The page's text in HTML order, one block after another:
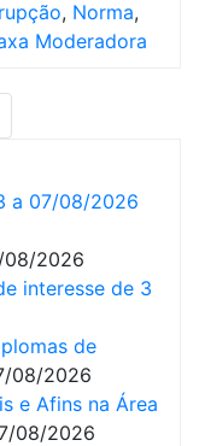
, Norma,
Moderadora
a 07/08/2026
08/2026
interesse de 3
de
08/2026
e Afins na Área
08/2026